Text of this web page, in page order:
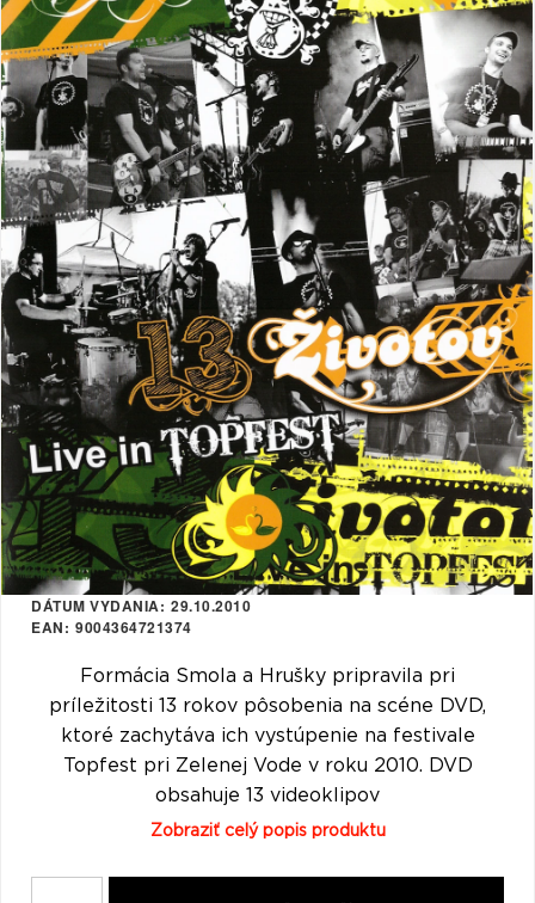
PODĽA
TYPU
PRODUKTU
VŠETKY
VŠETKO
CD (31758)
VINYL (26024)
TRIČKO (7179)
NAŽEHLOVAČKA
(1544)
MIKINA (906)
DVD (720)
PODĽA TAGU
VYHĽADAŤ
PODĽA ABECEDY
" # $ * .
1 2 3 5
6 7 8 9 A
B C D E F
G H I J K
L M N O P
Q R S T U
V W X
DÁTUM VYDANIA 29.10.2010
EAN
9004364721374
Formácia Smola a Hrušky pripravila pri
príležitosti 13 rokov pôsobenia na scéne DVD,
ktoré zachytáva ich vystúpenie na festivale
Topfest pri Zelenej Vode v roku 2010. DVD
obsahuje 13 videoklipov
Zobraziť celý popis produktu